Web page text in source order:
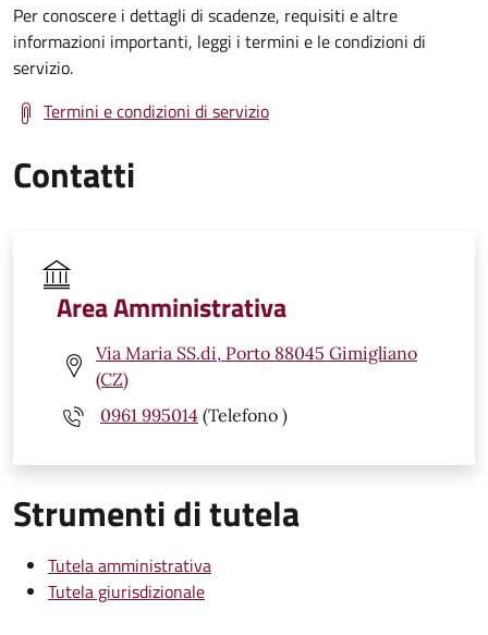
Per conoscere i dettagli di scadenze, requisiti e altre
informazioni importanti, leggi i termini e le condizioni di
servizio.
Termini e condizioni di servizio
Contatti
Area Amministrativa
Via Maria SS.di, Porto 88045 Gimigliano
(CZ)
0961 995014 (Telefono )
Strumenti di tutela
Tutela amministrativa
Tutela giurisdizionale